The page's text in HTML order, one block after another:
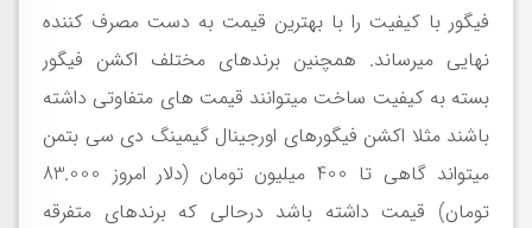
فیگور با کیفیت را با بهترین قیمت به دست مصرف کننده
نهایی میرساند. همچنین برندهای مختلف اکشن فیگور
بسته به کیفیت ساخت میتوانند قیمت های متفاوتی داشته
باشند مثلا اکشن فیگورهای اورجینال گیمینگ دی سی بتمن
میتواند گاهی تا 400 میلیون تومان (دلار امروز 83.000
تومان) قیمت داشته باشد درحالی که برندهای متفرقه